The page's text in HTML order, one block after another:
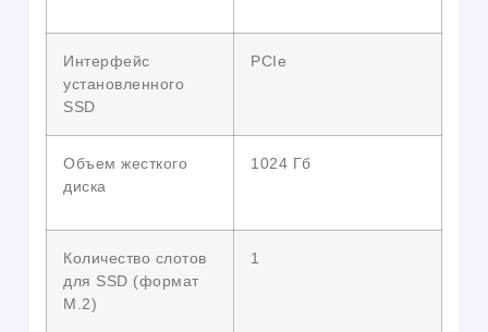
Интерфейс
установленного
SSD
PCIe
Объем жесткого
диска
1024 Гб
Количество слотов
для SSD (формат
M.2)
1